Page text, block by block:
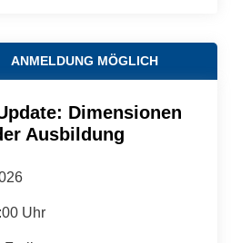
ANMELDUNG MÖGLICH
Dimensionen
Ausbildung
Uhr